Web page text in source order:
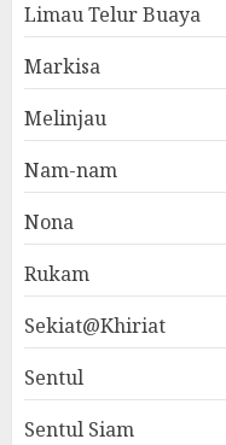
Limau Telur Buaya
Markisa
Melinjau
Nam-nam
Nona
Rukam
Sekiat@Khiriat
Sentul
Sentul Siam